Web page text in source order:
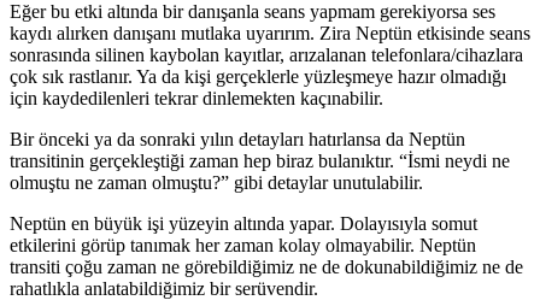
Eğer bu etki altında bir danışanla seans yapmam gerekiyorsa ses
kaydı alırken danışanı mutlaka uyarırım. Zira Neptün etkisinde seans
sonrasında silinen kaybolan kayıtlar, arızalanan telefonlara/cihazlara
çok sık rastlanır. Ya da kişi gerçeklerle yüzleşmeye hazır olmadığı
için kaydedilenleri tekrar dinlemekten kaçınabilir.
Bir önceki ya da sonraki yılın detayları hatırlansa da Neptün
transitinin gerçekleştiği zaman hep biraz bulanıktır. “İsmi neydi ne
olmuştu ne zaman olmuştu?” gibi detaylar unutulabilir.
Neptün en büyük işi yüzeyin altında yapar. Dolayısıyla somut
etkilerini görüp tanımak her zaman kolay olmayabilir. Neptün
transiti çoğu zaman ne görebildiğimiz ne de dokunabildiğimiz ne de
rahatlıkla anlatabildiğimiz bir serüvendir.